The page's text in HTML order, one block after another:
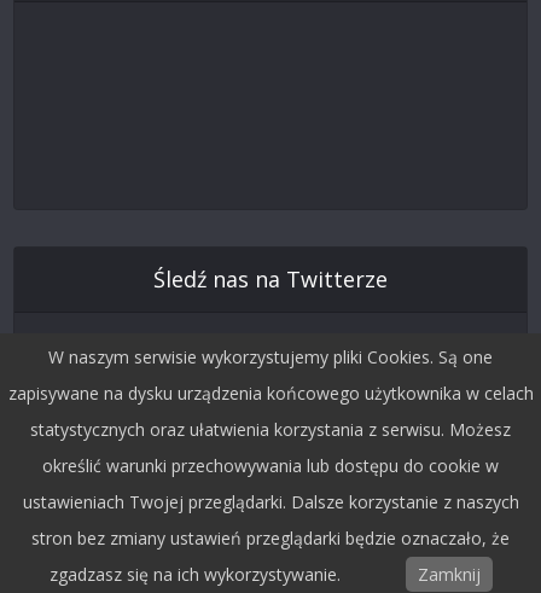
Śledź nas na Twitterze
Copyright © 2015 by Dobra Fala.
W naszym serwisie wykorzystujemy pliki Cookies. Są one
zapisywane na dysku urządzenia końcowego użytkownika w celach
statystycznych oraz ułatwienia korzystania z serwisu. Możesz
określić warunki przechowywania lub dostępu do cookie w
ustawieniach Twojej przeglądarki. Dalsze korzystanie z naszych
stron bez zmiany ustawień przeglądarki będzie oznaczało, że
zgadzasz się na ich wykorzystywanie.
Zamknij